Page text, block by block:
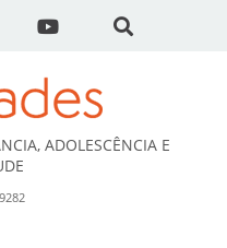
ADOLESCÊNCIA E